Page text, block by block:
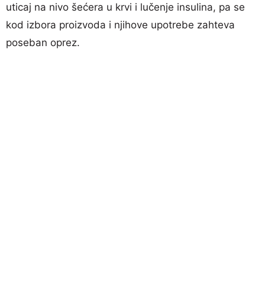
uticaj na nivo šećera u krvi i lučenje insulina, pa se
kod izbora proizvoda i njihove upotrebe zahteva
poseban oprez.